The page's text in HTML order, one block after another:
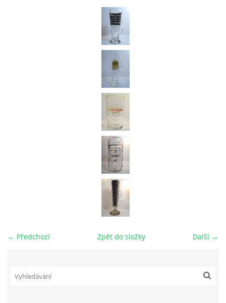
Dandan76@seznam.cz
Aktualizováno: 7. 6. 2026
← Předchozí Další →
Zpět do složky